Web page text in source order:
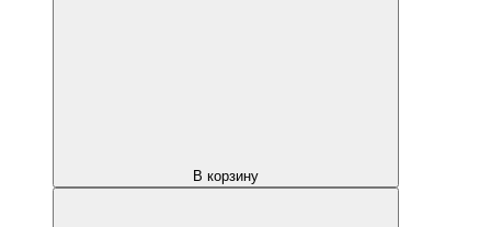
В корзину